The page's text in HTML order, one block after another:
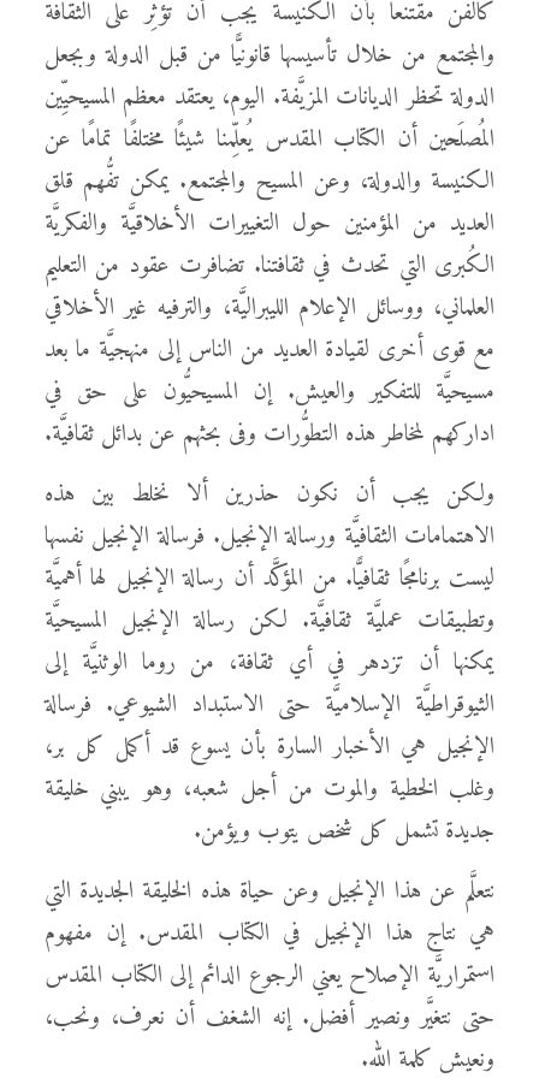
كالفن مقتنعًا بأن الكنيسة يجب أن تؤثِّر على الثقافة
والمجتمع من خلال تأسيسها قانونيًّا من قبل الدولة وبجعل
الدولة تحظر الديانات المزيَّفة. اليوم، يعتقد معظم المسيحيِّين
المُصلَحين أن الكتاب المقدس يُعلِّمنا شيئًا مختلفًا تمامًا عن
الكنيسة والدولة، وعن المسيح والمجتمع. يمكن تفُّهم قلق
العديد من المؤمنين حول التغييرات الأخلاقيَّة والفكريَّة
الكُبرى التي تحدث في ثقافتنا. تضافرت عقود من التعليم
العلماني، ووسائل الإعلام الليبراليَّة، والترفيه غير الأخلاقي
مع قوى أخرى لقيادة العديد من الناس إلى منهجيَّة ما بعد
مسيحيَّة للتفكير والعيش. إن المسيحيُّون على حق في
اداركهم لمخاطر هذه التطوُّرات وفى بحثهم عن بدائل ثقافيَّة.
ولكن يجب أن نكون حذرين ألا نخلط بين هذه
الاهتمامات الثقافيَّة ورسالة الإنجيل. فرسالة الإنجيل نفسها
ليست برنامجًا ثقافيًّا. من المؤكَّد أن رسالة الإنجيل لها أهميَّة
وتطبيقات عمليَّة ثقافيَّة. لكن رسالة الإنجيل المسيحيَّة
يمكنها أن تزدهر في أي ثقافة، من روما الوثنيَّة إلى
الثيوقراطيَّة الإسلاميَّة حتى الاستبداد الشيوعي. فرسالة
الإنجيل هي الأخبار السارة بأن يسوع قد أكمل كل بر،
وغلب الخطية والموت من أجل شعبه، وهو يبني خليقة
جديدة تشمل كل شخص يتوب ويؤمن.
نتعلَّم عن هذا الإنجيل وعن حياة هذه الخليقة الجديدة التي
هي نتاج هذا الإنجيل في الكتاب المقدس. إن مفهوم
استمراريَّة الإصلاح يعني الرجوع الدائم إلى الكتاب المقدس
حتى نتغيَّر ونصير أفضل. إنه الشغف أن نعرف، ونحب،
ونعيش كلمة الله.